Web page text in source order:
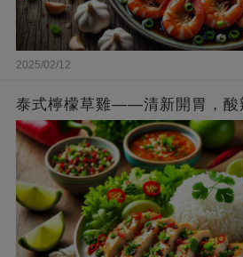
2025/02/12
泰式檸檬草雞——清新開胃，酸